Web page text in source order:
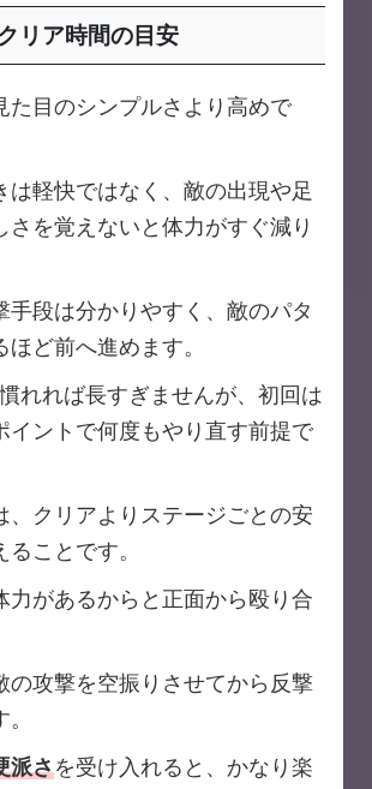
リア時間の目安
た目のシンプルさより高めで
は軽快ではなく、敵の出現や足
さを覚えないと体力がすぐ減り
手段は分かりやすく、敵のパタ
ど前へ進めます。
れれば長すぎませんが、初回は
イントで何度もやり直す前提で
、クリアよりステージごとの安
ことです。
力があるからと正面から殴り合
の攻撃を空振りさせてから反撃
派さを受け入れると、かなり楽